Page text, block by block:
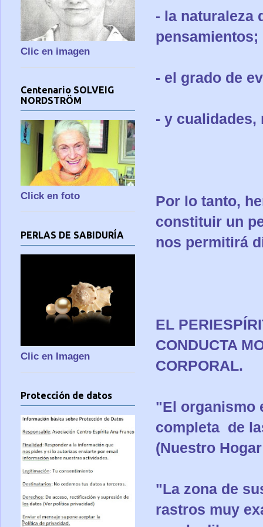
- la naturaleza
pensamientos;
- el grado de
- y cualidades,
Por lo tanto,
constituir un
nos permitirá
EL
CONDUCTA
CORPORAL.
"El organismo
completa de
(Nuestro
"La zona de
rastros muy
Clic en imagen
Centenario SOLVEIG
NORDSTRÖM
Click en foto
PERLAS DE SABIDURÍA
Clic en Imagen
Protección de datos